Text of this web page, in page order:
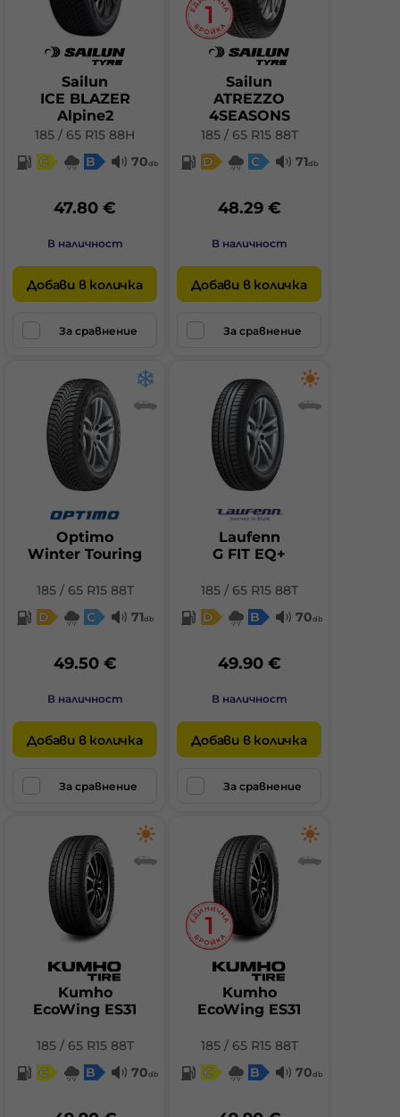
Sailun
ICE BLAZER
Alpine2
185 / 65 R15 88H
C
B 70db
47.80 €
В наличност
Добави в количка
За сравнение
Sailun
ATREZZO
4SEASONS
185 / 65 R15 88T
D
C 71db
48.29 €
В наличност
Добави в количка
За сравнение
Optimo
Winter Touring
185 / 65 R15 88T
D
C 71db
49.50 €
В наличност
Добави в количка
За сравнение
Laufenn
G FIT EQ+
185 / 65 R15 88T
D
B 70db
49.90 €
В наличност
Добави в количка
За сравнение
Kumho
EcoWing ES31
185 / 65 R15 88T
C
B 70db
Kumho
EcoWing ES31
185 / 65 R15 88T
C
B 70db